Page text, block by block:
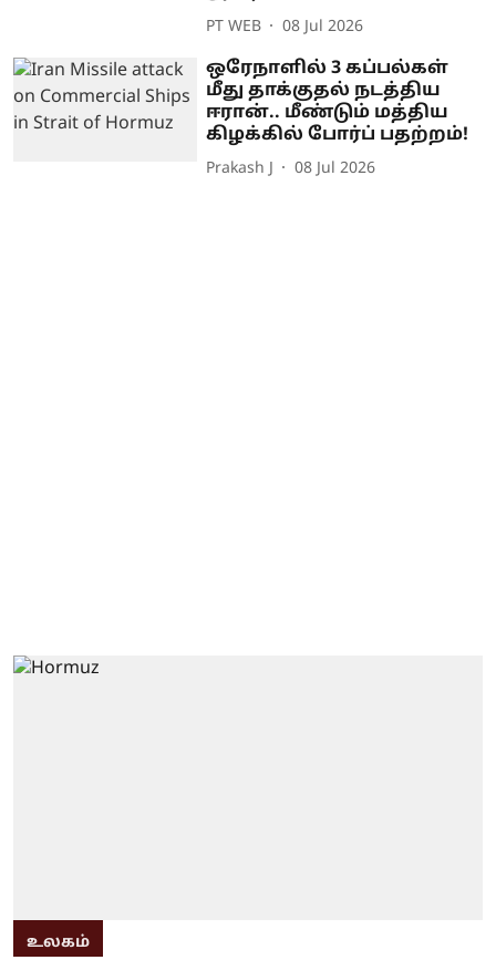
PT WEB 08 Jul 2026
ஒரேநாளில் 3 கப்பல்கள்
மீது தாக்குதல் நடத்திய
ஈரான்.. மீண்டும் மத்திய
கிழக்கில் போர்ப் பதற்றம்!
Prakash J 08 Jul 2026
உலகம்